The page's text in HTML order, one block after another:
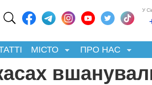
У
МІСТО ПРО НАС